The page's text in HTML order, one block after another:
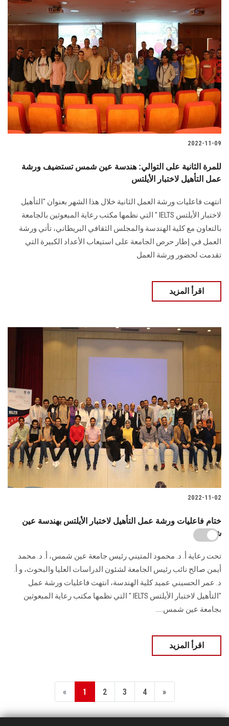
2022-11-09
للمرة الثانية على التوالي: هندسة عين شمس تستضيف ورشة
عمل التأهيل لاختبار الأيلتس
انتهت فاعليات ورشة العمل الثانية خلال هذا الشهر بعنوان "التأهيل
لاختبار الأيلتس IELTS " التي نظمها مكتب رعاية المبعوثين بالجامعة
بالتعاون مع كلية الهندسة والمجلس الثقافي البريطاني، تأتي ورشة
العمل في إطار حرص الجامعة على استيعاب الأعداد الكبيرة التي
تقدمت لحضور ورشة العمل
اقرأ المزيد
2022-11-02
ختام فاعليات ورشة عمل التأهيل لاختبار الأيلتس بهندسة عين
شمس
تحت رعاية أ. د. محمود المتيني رئيس جامعة عين شمس، أ. د. محمد
أيمن صالح نائب رئيس الجامعة لشئون الدراسات العليا والبحوث، و أ.
د. عمر الحسيني عميد كلية الهندسة، انتهت فاعليات ورشة عمل
"التأهيل لاختبار الأيلتس IELTS " التي نظمها مكتب رعاية المبعوثين
بجامعة عين شمس.....
اقرأ المزيد
« 1 2 3 4 »